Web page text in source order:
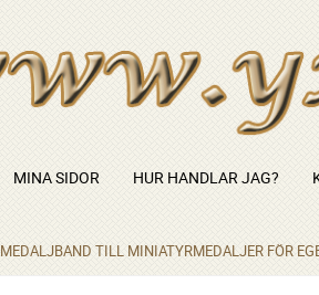
MINA SIDOR HUR HANDLAR JAG?
MEDALJBAND TILL MINIATYRMEDALJER FÖR